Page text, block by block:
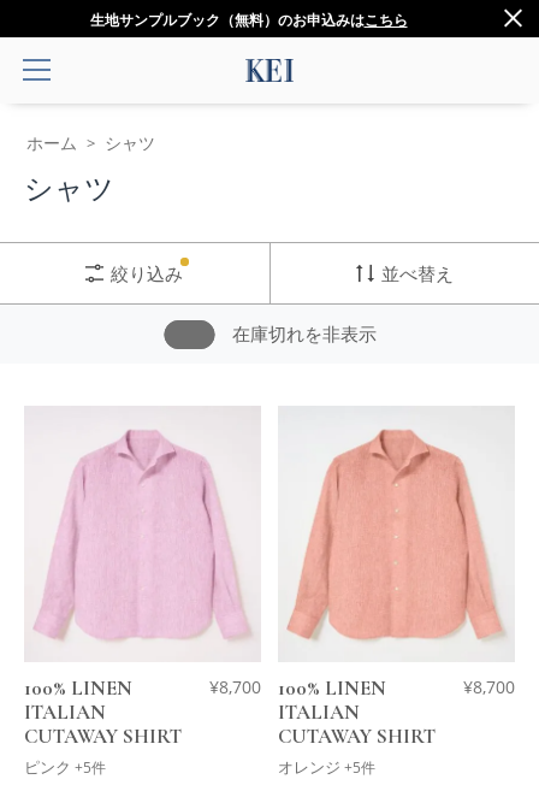
生地サンプルブック（無料）のお申込みはこちら
ホーム > シャツ
シャツ
絞り込み 並べ替え
在庫切れを非表示
100% LINEN
ITALIAN
CUTAWAY SHIRT
ピンク +5件
¥8,700
100% LINEN
ITALIAN
CUTAWAY SHIRT
オレンジ +5件
¥8,700